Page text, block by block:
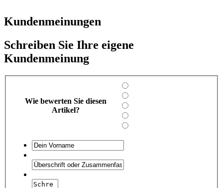
Kundenmeinungen
Schreiben Sie Ihre eigene
Kundenmeinung
Wie bewerten Sie diesen
Artikel?